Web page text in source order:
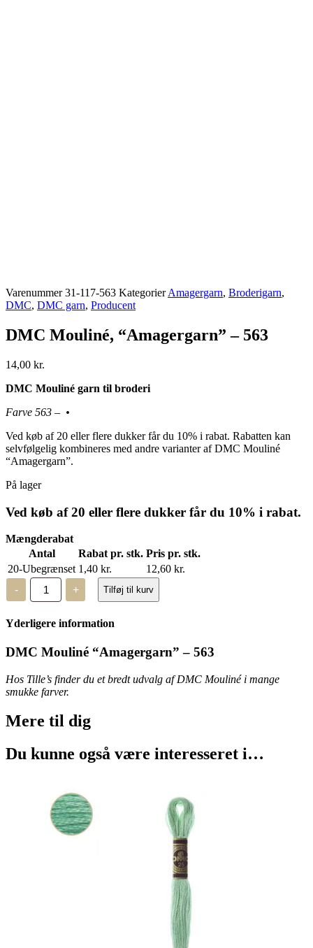
Varenummer31-117-563 Kategorier Amagergarn, Broderigarn,
DMC, DMC garn, Producent
DMC Mouliné, “Amagergarn” – 563
14,00 kr.
DMC Mouliné garn til broderi
Farve 563 – •
Ved køb af 20 eller flere dukker får du 10% i rabat. Rabatten kan
selvfølgelig kombineres med andre varianter af DMC Mouliné
“Amagergarn”.
På lager
Ved køb af 20 eller flere dukker får du 10% i rabat.
Mængderabat
Antal
Rabat pr. stk. Pris pr. stk.
20-Ubegrænset 1,40 kr. 12,60 kr.
-
DMC
Mouliné,
“Amagergarn”
563
+ Tilføj til kurv
Yderligere information
DMC Mouliné “Amagergarn” – 563
Hos Tille’s finder du et bredt udvalg af DMC Mouliné i mange
smukke farver.
Mere til dig
Du kunne også være interesseret i…